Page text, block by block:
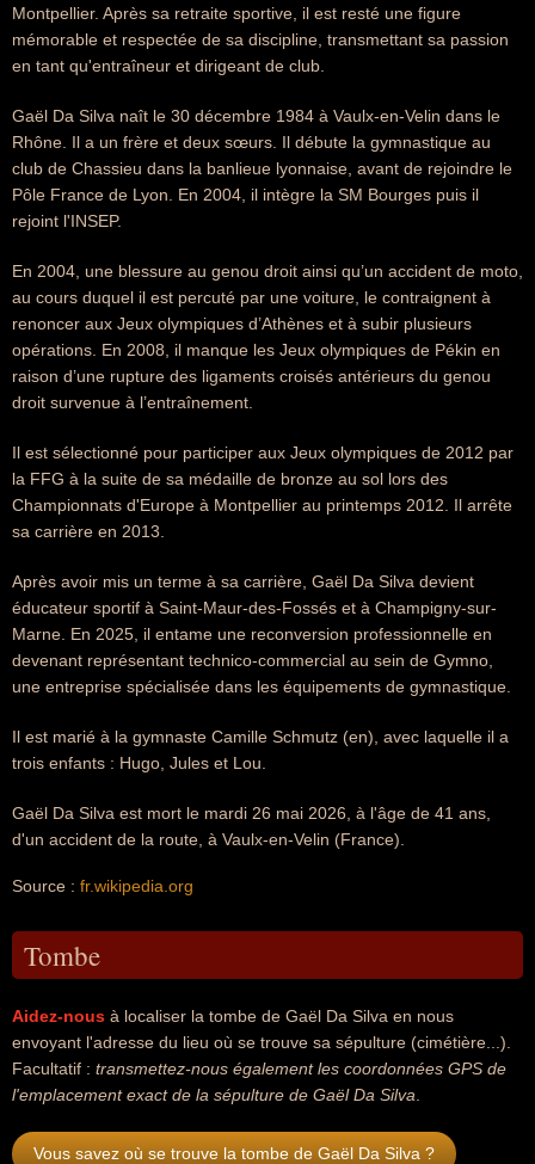
Montpellier. Après sa retraite sportive, il est resté une figure
mémorable et respectée de sa discipline, transmettant sa passion
en tant qu'entraîneur et dirigeant de club.
Gaël Da Silva naît le 30 décembre 1984 à Vaulx-en-Velin dans le
Rhône. Il a un frère et deux sœurs. Il débute la gymnastique au
club de Chassieu dans la banlieue lyonnaise, avant de rejoindre le
Pôle France de Lyon. En 2004, il intègre la SM Bourges puis il
rejoint l'INSEP.
En 2004, une blessure au genou droit ainsi qu’un accident de moto,
au cours duquel il est percuté par une voiture, le contraignent à
renoncer aux Jeux olympiques d’Athènes et à subir plusieurs
opérations. En 2008, il manque les Jeux olympiques de Pékin en
raison d’une rupture des ligaments croisés antérieurs du genou
droit survenue à l’entraînement.
Il est sélectionné pour participer aux Jeux olympiques de 2012 par
la FFG à la suite de sa médaille de bronze au sol lors des
Championnats d'Europe à Montpellier au printemps 2012. Il arrête
sa carrière en 2013.
Après avoir mis un terme à sa carrière, Gaël Da Silva devient
éducateur sportif à Saint-Maur-des-Fossés et à Champigny-sur-
Marne. En 2025, il entame une reconversion professionnelle en
devenant représentant technico-commercial au sein de Gymno,
une entreprise spécialisée dans les équipements de gymnastique.
Il est marié à la gymnaste Camille Schmutz (en), avec laquelle il a
trois enfants : Hugo, Jules et Lou.
Gaël Da Silva est mort le mardi 26 mai 2026, à l'âge de 41 ans,
d'un accident de la route, à Vaulx-en-Velin (France).
Source : fr.wikipedia.org
Tombe
Aidez-nous à localiser la tombe de Gaël Da Silva en nous
envoyant l'adresse du lieu où se trouve sa sépulture (cimétière...).
Facultatif : transmettez-nous également les coordonnées GPS de
l'emplacement exact de la sépulture de Gaël Da Silva
Vous savez où se trouve la tombe de Gaël Da Silva ?